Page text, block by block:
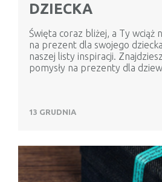
DZIECKA
Święta coraz bliżej, a Ty wciąż
na prezent dla swojego
naszej listy inspiracji.
pomysły na prezenty dla
13 GRUDNIA